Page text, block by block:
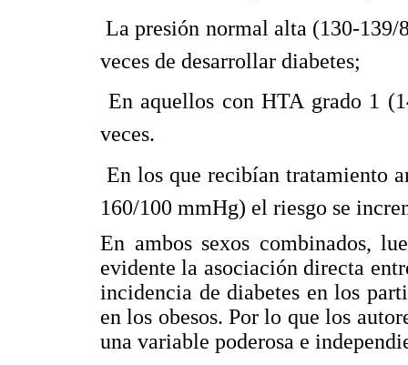
 La presión normal alta (130-
veces de desarrollar diabetes;
 En aquellos con HTA grado 1
veces.
 En los que recibían
160/100 mmHg) el riesgo se
En ambos sexos combinados,
evidente la asociación directa
incidencia de diabetes en los
en los obesos. Por lo que los
una variable poderosa e